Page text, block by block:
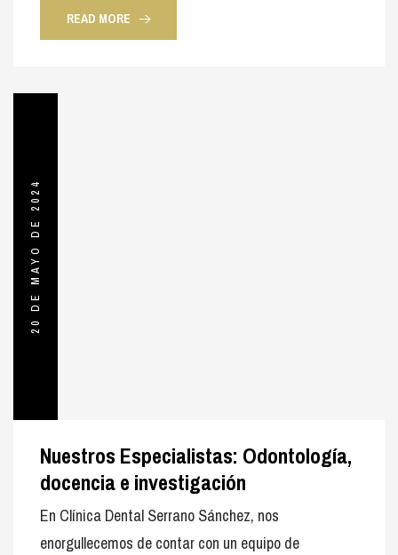
READ MORE
20 DE MAYO DE 2024
Nuestros Especialistas: Odontología,
docencia e investigación
En Clínica Dental Serrano Sánchez, nos
enorgullecemos de contar con un equipo de